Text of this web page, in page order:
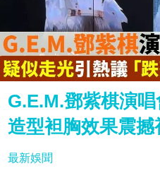
G.E.M.鄧紫棋演唱
造型袒胸效果震撼
最新娛聞